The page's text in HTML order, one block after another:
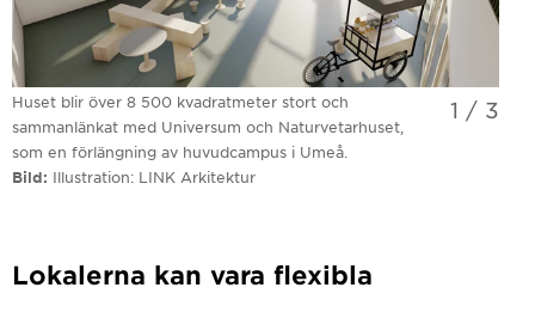
1 / 3
Huset blir över 8 500 kvadratmeter stort och
sammanlänkat med Universum och Naturvetarhuset,
som en förlängning av huvudcampus i Umeå.
Bild
Illustration: LINK Arkitektur
Lokalerna kan vara flexibla